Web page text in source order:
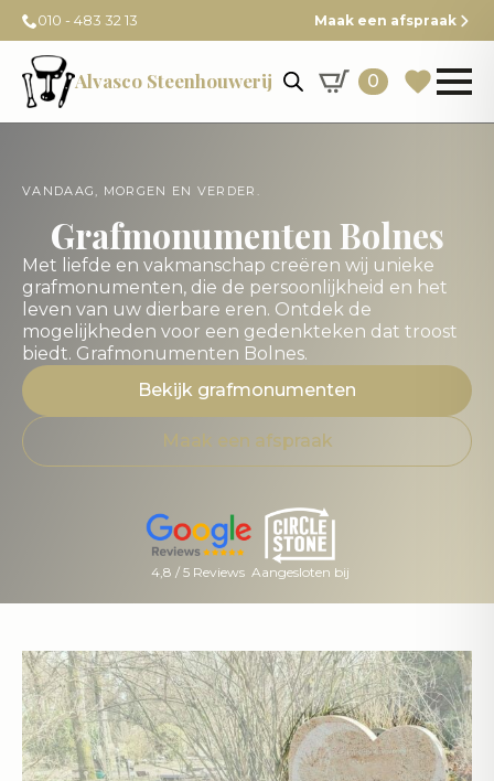
010 - 483 32 13 Maak een afspraak
Alvasco Steenhouwerij 0
VANDAAG, MORGEN EN VERDER.
Grafmonumenten Bolnes
Met liefde en vakmanschap creëren wij unieke
grafmonumenten, die de persoonlijkheid en het
leven van uw dierbare eren. Ontdek de
mogelijkheden voor een gedenkteken dat troost
biedt. Grafmonumenten Bolnes.
Bekijk grafmonumenten
Maak een afspraak
4,8 / 5 Reviews Aangesloten bij